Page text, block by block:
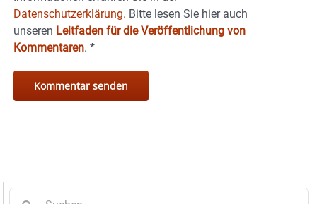
Datenschutzerklärung. Bitte lesen Sie hier auch
unseren Leitfaden für die Veröffentlichung von
Kommentaren. *